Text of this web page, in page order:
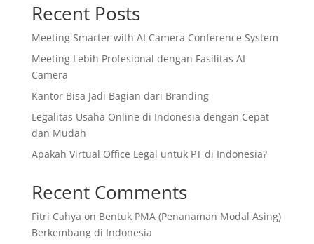
Recent Posts
Meeting Smarter with AI Camera Conference System
Meeting Lebih Profesional dengan Fasilitas AI
Camera
Kantor Bisa Jadi Bagian dari Branding
Legalitas Usaha Online di Indonesia dengan Cepat
dan Mudah
Apakah Virtual Office Legal untuk PT di Indonesia?
Recent Comments
Fitri Cahya on Bentuk PMA (Penanaman Modal Asing)
Berkembang di Indonesia